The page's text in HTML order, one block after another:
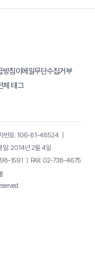
방침이메일무단수집거부
체 태그
번호: 106-81-48524｜
일: 2014년 2월 4일
1591
FAX: 02-738-4675